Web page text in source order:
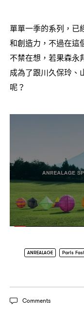
單單一季的系列 ， 已
和創造力 ， 不過在這
不禁在想 ， 若果森永
成為了跟川久保玲、
呢？
ANREALAGE Paris
Comments